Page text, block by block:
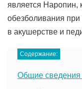
является Наропин,
обезболивания
в акушерстве и
Содержание:
Общие сведения